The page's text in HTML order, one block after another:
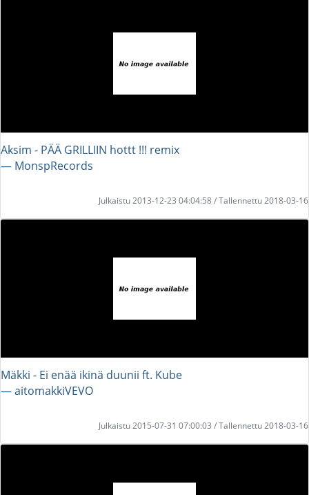
Aksim - PÄÄ GRILLIIN hottt !!! remix
― MonspRecords
Julkaistu 2013-12-23 04:04:58 / Tallennettu 2018-03-16
Mäkki - Ei enää ikinä duunii ft. Kube
― aitomakkiVEVO
Julkaistu 2015-07-31 07:00:03 / Tallennettu 2018-03-16